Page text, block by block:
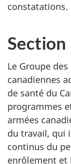
constatations.
Le Groupe
canadiennes
de santé du
programmes
armées
du travail, qui
continus du
enrôlement et